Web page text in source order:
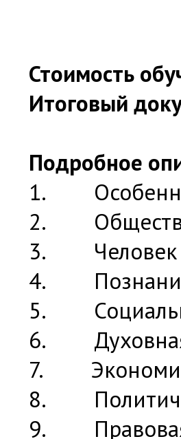
Стоимость
Итоговый
Подробное
1.
2.
3. Человек
4.
5.
6. Духовная
7.
8.
9. Правовая